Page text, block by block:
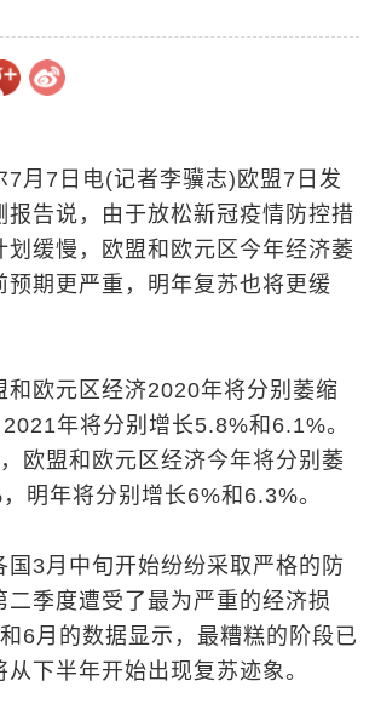
7月7日电(记者李骥志)欧盟7日发
报告说，由于放松新冠疫情防控措
划缓慢，欧盟和欧元区今年经济萎
预期更严重，明年复苏也将更缓
和欧元区经济2020年将分别萎缩
年将分别增长5.8%和6.1%。
欧盟和欧元区经济今年将分别萎
明年将分别增长6%和6.3%。
国3月中旬开始纷纷采取严格的防
二季度遭受了最为严重的经济损
6月的数据显示，最糟糕的阶段已
下半年开始出现复苏迹象。